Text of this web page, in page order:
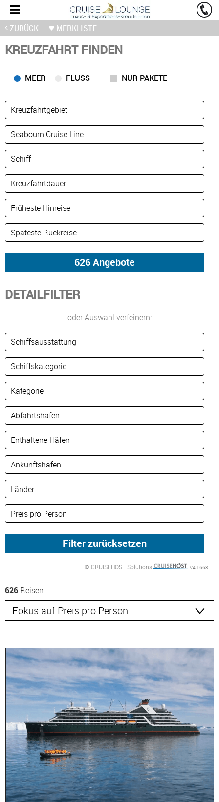
ZURÜCK MERKLISTE
KREUZFAHRT FINDEN
MEER FLUSS NUR PAKETE
DETAILFILTER
oder Auswahl verfeinern:
© CRUISEHOST Solutions V4.1663
626 Reisen